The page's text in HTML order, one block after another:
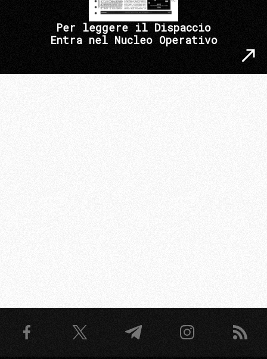
Per leggere il Dispaccio
Entra nel Nucleo Operativo